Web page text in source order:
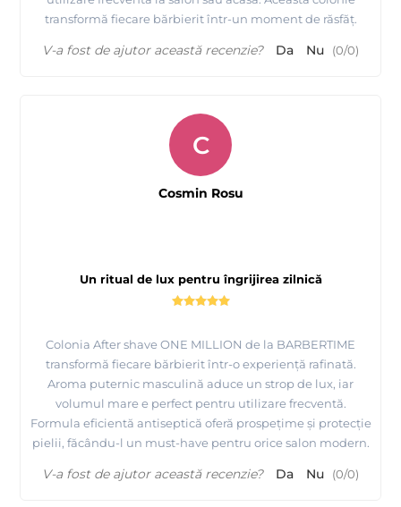
transformă fiecare bărbierit într-un moment de răsfăț.
V-a fost de ajutor această recenzie? Da Nu (0/0)
Un ritual de lux pentru îngrijirea zilnică
Colonia After shave ONE MILLION de la BARBERTIME
transformă fiecare bărbierit într-o experiență rafinată.
Aroma puternic masculină aduce un strop de lux, iar
volumul mare e perfect pentru utilizare frecventă.
Formula eficientă antiseptică oferă prospețime și protecție
pielii, făcându-l un must-have pentru orice salon modern.
C
Cosmin Rosu
V-a fost de ajutor această recenzie? Da Nu (0/0)